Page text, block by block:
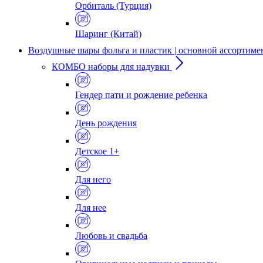
Орбиталь (Турция)
Шаринг (Китай)
Воздушные шары фольга и пластик | основной
КОМБО наборы для надувки
Гендер пати и рождение ребенка
День рождения
Детское 1+
Для него
Для нее
Любовь и свадьба